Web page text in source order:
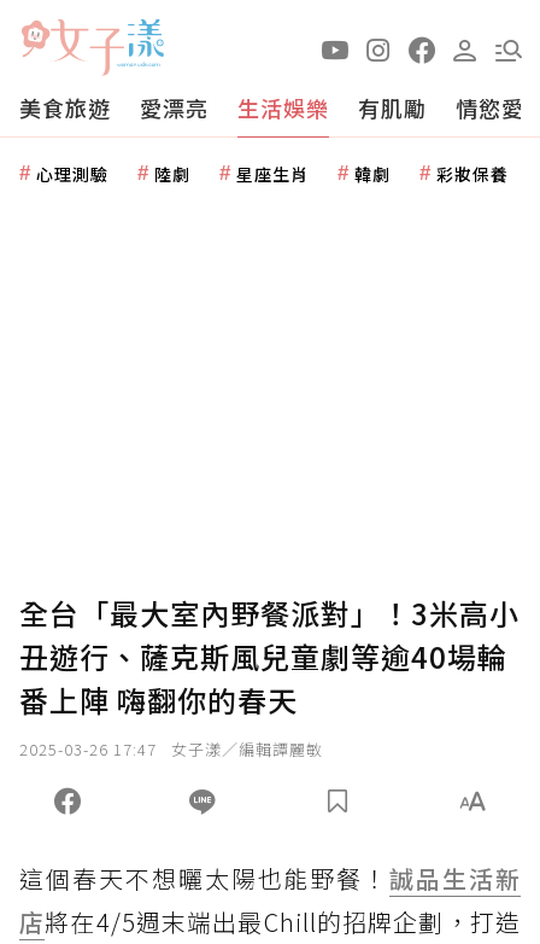
美食旅遊 愛漂亮 生活娛樂 有肌勵 情慾愛
心理測驗 陸劇 星座生肖 韓劇 彩妝保養
全台「最大室內野餐派對」！3米高小
丑遊行、薩克斯風兒童劇等逾40場輪
番上陣 嗨翻你的春天
2025-03-26 17:47 女子漾／編輯譚麗敏
這個春天不想曬太陽也能野餐！誠品生活新
店將在4/5週末端出最Chill的招牌企劃，打造